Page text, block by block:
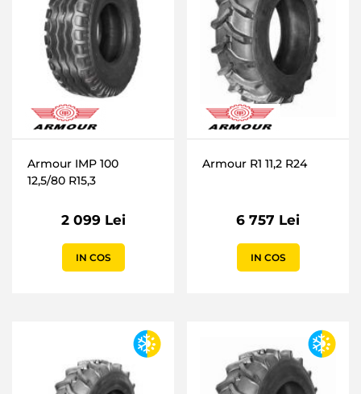
Armour IMP 100
12,5/80 R15,3
2 099 Lei
IN COS
Armour R1 11,2 R24
6 757 Lei
IN COS